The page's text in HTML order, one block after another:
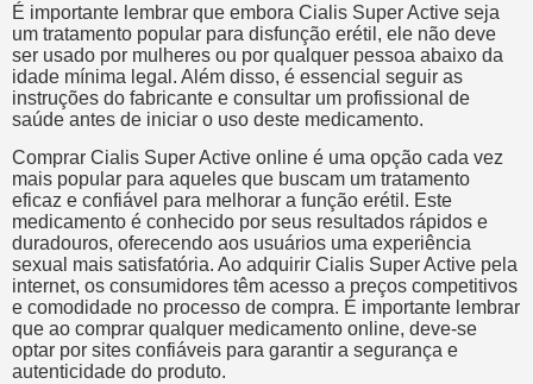
É importante lembrar que embora Cialis Super Active seja
um tratamento popular para disfunção erétil, ele não deve
ser usado por mulheres ou por qualquer pessoa abaixo da
idade mínima legal. Além disso, é essencial seguir as
instruções do fabricante e consultar um profissional de
saúde antes de iniciar o uso deste medicamento.
Comprar Cialis Super Active online é uma opção cada vez
mais popular para aqueles que buscam um tratamento
eficaz e confiável para melhorar a função erétil. Este
medicamento é conhecido por seus resultados rápidos e
duradouros, oferecendo aos usuários uma experiência
sexual mais satisfatória. Ao adquirir Cialis Super Active pela
internet, os consumidores têm acesso a preços competitivos
e comodidade no processo de compra. É importante lembrar
que ao comprar qualquer medicamento online, deve-se
optar por sites confiáveis para garantir a segurança e
autenticidade do produto.